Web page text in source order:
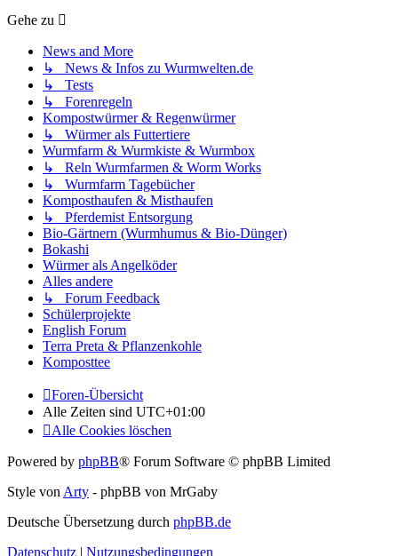
Gehe zu
News and More
↳ News & Infos zu Wurmwelten.de
↳ Tests
↳ Forenregeln
Kompostwürmer & Regenwürmer
↳ Würmer als Futtertiere
Wurmfarm & Wurmkiste & Wurmbox
↳ Reln Wurmfarmen & Worm Works
↳ Wurmfarm Tagebücher
Komposthaufen & Misthaufen
↳ Pferdemist Entsorgung
Bio-Gärtnern (Wurmhumus & Bio-Dünger)
Bokashi
Würmer als Angelköder
Alles andere
↳ Forum Feedback
Schülerprojekte
English Forum
Terra Preta & Pflanzenkohle
Komposttee
Foren-Übersicht
Alle Zeiten sind UTC+01:00
Alle Cookies löschen
Powered by phpBB® Forum Software © phpBB Limited
Style von Arty - phpBB von MrGaby
Deutsche Übersetzung durch phpBB.de
Datenschutz | Nutzungsbedingungen